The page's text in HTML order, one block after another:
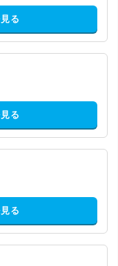
る
る
る